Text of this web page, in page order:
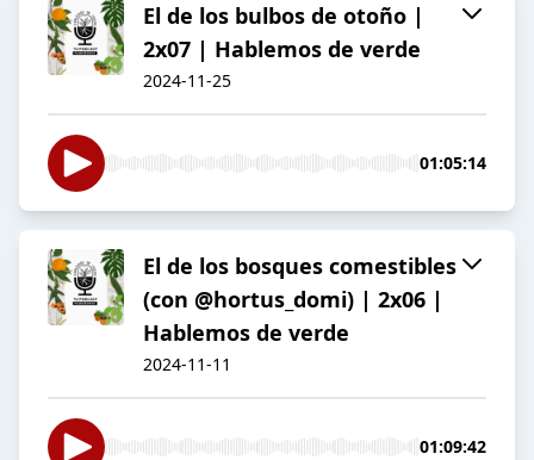
El de los bulbos de otoño |
2x07 | Hablemos de verde
2024-11-25
01:05:14
El de los bosques comestibles
(con @hortus_domi) | 2x06 |
Hablemos de verde
2024-11-11
01:09:42